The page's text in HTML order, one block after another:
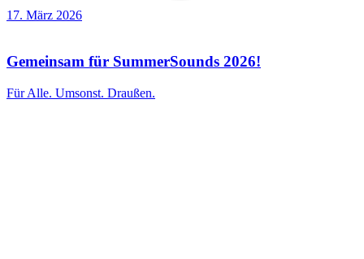
17. März 2026
Gemeinsam für SummerSounds 2026!
Für Alle. Umsonst. Draußen.